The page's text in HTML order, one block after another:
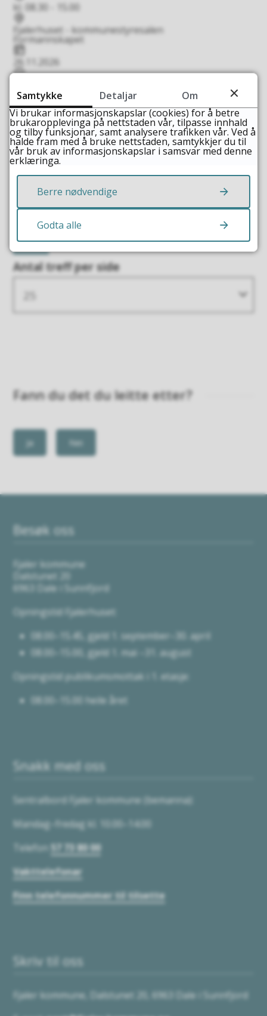
kl. 08.30 - 15.00
Fjalerhuset - kommunestyresalen
Formannskapet
26.11.2026
Tidspunkt
Stad
Fjalerhuset - kommunestyresalen
Kommunestyret
Dato
10.12.2026
Tidspunkt
kl. 08.30 - 15.00
Fjalerhuset - kommunestyresalen
Viser1-10av10treff, side1av1
Antal treff per side
25
Fann du det du leitte etter?
Ja Nei
Besøk oss
Fjaler kommune
Dalstunet 20
6963 Dale i Sunnfjord
Opningstid Fjalerhuset:
08.00–15.45, gjeld 1. september–30. april
08.00–15.00, gjeld 1. mai –31. august
Opningstid publikumsmottak i 1. etasje:
08.00–15.00 heile året
Snakk med oss
Sentralbord Fjaler kommune (bemanna):
Mandag–fredag kl. 10.00–14.00
Telefon 57 73 80 00
Vakttelefonar
Finn telefonnummer til tilsette
Skriv til oss
Fjaler kommune, Dalstunet 20, 6963 Dale i Sunnfjord
Samtykke Detaljar
Om
Vi brukar informasjonskapslar (cookies) for å betre
brukaropplevinga på nettstaden vår, tilpasse innhald
og tilby funksjonar, samt analysere trafikken vår. Ved å
halde fram med å bruke nettstaden, samtykkjer du til
vår bruk av informasjonskapslar i samsvar med denne
erklæringa.
Berre nødvendige
Godta alle